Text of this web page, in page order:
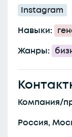
Instagram
Навыки:
Жанры:
Компания/
Россия,